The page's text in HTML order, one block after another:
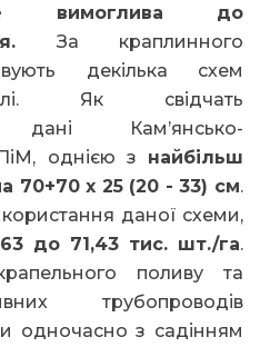
вимоглива до
За краплинного
декілька схем
Як свідчать
дані Кам’янсько-
однією з найбільш
70+70 х 25 (20 - 33) см.
даної схеми,
до 71,43 тис. шт./га.
поливу та
трубопроводів
одночасно з садінням